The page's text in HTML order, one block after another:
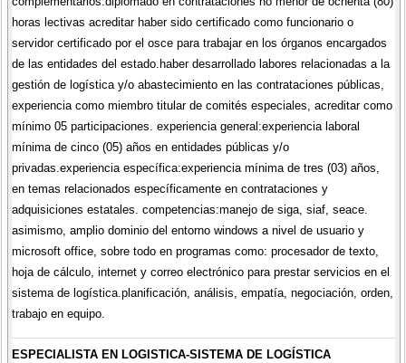
horas lectivas acreditar haber sido certificado como funcionario o
servidor certificado por el osce para trabajar en los órganos encargados
de las entidades del estado.haber desarrollado labores relacionadas a la
gestión de logística y/o abastecimiento en las contrataciones públicas,
experiencia como miembro titular de comités especiales, acreditar como
mínimo 05 participaciones. experiencia general:experiencia laboral
mínima de cinco (05) años en entidades públicas y/o
privadas.experiencia específica:experiencia mínima de tres (03) años,
en temas relacionados específicamente en contrataciones y
adquisiciones estatales. competencias:manejo de siga, siaf, seace.
asimismo, amplio dominio del entorno windows a nivel de usuario y
microsoft office, sobre todo en programas como: procesador de texto,
hoja de cálculo, internet y correo electrónico para prestar servicios en el
sistema de logística.planificación, análisis, empatía, negociación, orden,
trabajo en equipo.
ESPECIALISTA EN LOGISTICA-SISTEMA DE LOGÍSTICA